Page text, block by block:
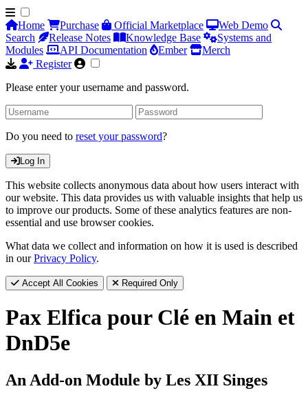
Home Purchase Official Marketplace
Web Demo
Search
Release Notes Knowledge Base
Systems and
Modules
API Documentation Ember
Merch
Register
Please enter your username and password.
Do you need to reset your password?
Log In
This website collects anonymous data about how users interact with
our website. This data provides us with valuable insights that help us
to improve our products. Some of these analytics features are non-
essential and use browser cookies.
What data we collect and information on how it is used is described
in ourPrivacy Policy.
Accept All Cookies Required Only
Pax Elfica pour Clé en Main et
DnD5e
An Add-on Module by Les XII Singes